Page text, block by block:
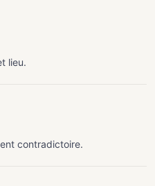
lieu.
contradictoire.